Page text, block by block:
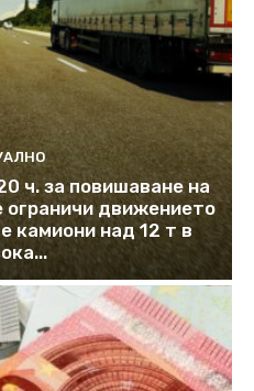
ч. за повишаване на
движението
камиони над 12 т в